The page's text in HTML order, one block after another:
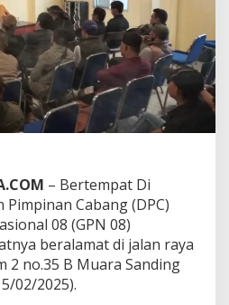
– Bertempat Di
Cabang (DPC)
08 (GPN 08)
beralamat di jalan raya
2 no.35 B Muara Sanding
02/2025).